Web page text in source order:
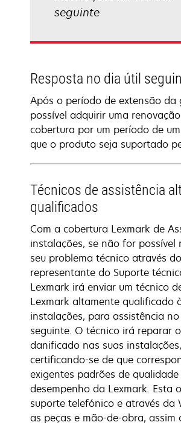
seguinte
Resposta no dia útil
Após o período de extensão da
possível adquirir uma
cobertura por um período de
que o produto seja suportado
Técnicos de assistência
qualificados
Com a cobertura Lexmark de
instalações, se não for possível
seu problema técnico através
representante do Suporte
Lexmark irá enviar um técnico
Lexmark altamente qualificado
instalações, para assistência
seguinte. O técnico irá reparar
danificado nas suas instalações,
certificando-se de que
exigentes padrões de qualidade
desempenho da Lexmark. Esta
suporte telefónico e através da
as peças e mão-de-obra, assim